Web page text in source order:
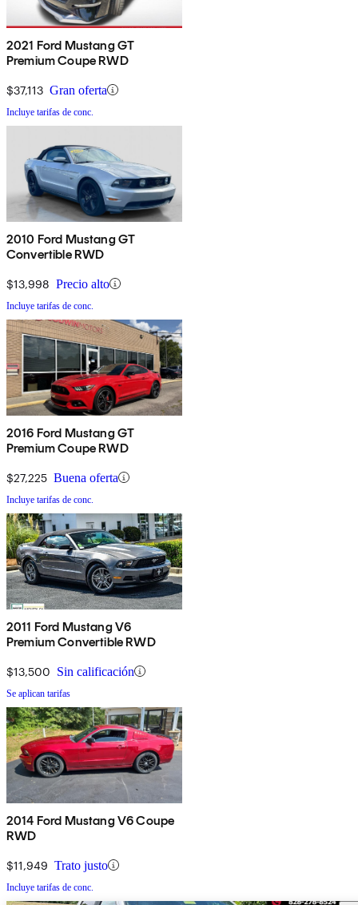
2021 Ford Mustang GT
Premium Coupe RWD
$37,113 Gran oferta
Incluye tarifas de conc.
2010 Ford Mustang GT
Convertible RWD
$13,998 Precio alto
Incluye tarifas de conc.
2016 Ford Mustang GT
Premium Coupe RWD
$27,225 Buena oferta
Incluye tarifas de conc.
2011 Ford Mustang V6
Premium Convertible RWD
$13,500 Sin calificación
Se aplican tarifas
2014 Ford Mustang V6 Coupe
RWD
$11,949 Trato justo
Incluye tarifas de conc.